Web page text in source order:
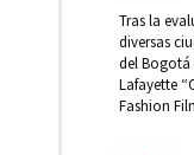
Tras la
diversas
del Bogotá
Lafayette
Fashion